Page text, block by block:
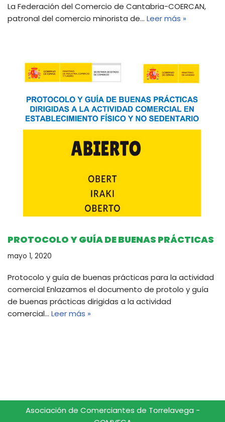
La Federación del Comercio de Cantabria-COERCAN,
patronal del comercio minorista de… Leer más »
PROTOCOLO Y GUÍA DE BUENAS PRÁCTICAS
mayo 1, 2020
Protocolo y guía de buenas prácticas para la actividad
comercial Enlazamos el documento de protolo y guía
de buenas prácticas dirigidas a la actividad
comercial… Leer más »
Asociación de Comerciantes de Torrelavega -